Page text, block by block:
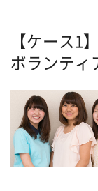
【ケース1
ボランティ